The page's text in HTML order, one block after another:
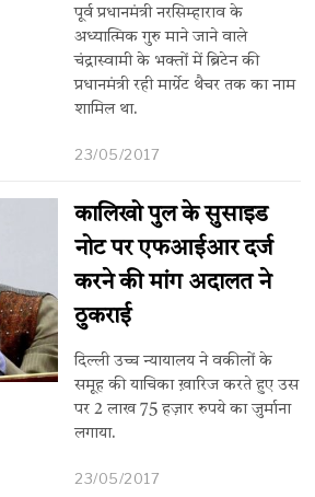
पूर्व प्रधानमंत्री नरसिम्हाराव के
अध्यात्मिक गुरु माने जाने वाले
चंद्रास्वामी के भक्तों में ब्रिटेन की
प्रधानमंत्री रही मार्ग्रेट थैचर तक का नाम
शामिल था.
23/05/2017
कालिखो पुल के सुसाइड
नोट पर एफआईआर दर्ज
करने की मांग अदालत ने
ठुकराई
​दिल्ली उच्च न्यायालय ने वकीलों के
समूह की याचिका ख़ारिज करते हुए उस
पर 2 लाख 75 हज़ार रुपये का जुर्माना
लगाया.
23/05/2017